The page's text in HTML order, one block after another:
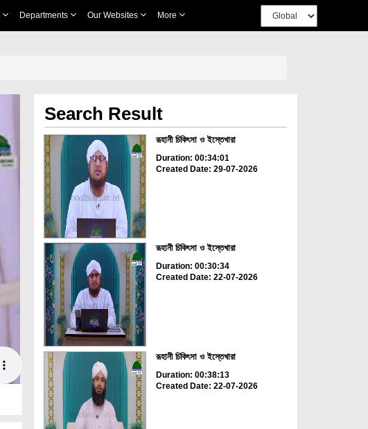
Departments Our Websites More
Search Result
রূহানী চিকিৎসা ও ইস্তেখারা
Duration: 00:34:01
Created Date: 29-07-2026
রূহানী চিকিৎসা ও ইস্তেখারা
Duration: 00:30:34
Created Date: 22-07-2026
রূহানী চিকিৎসা ও ইস্তেখারা
Duration: 00:38:13
Created Date: 22-07-2026